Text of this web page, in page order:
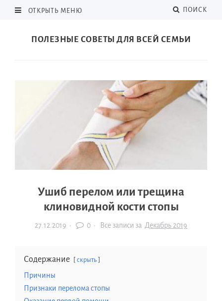
ОТКРЫТЬ МЕНЮ ПОИСК
ПОЛЕЗНЫЕ СОВЕТЫ ДЛЯ ВСЕЙ СЕМЬИ
Ушиб перелом или трещина
клиновидной кости стопы
27.12.2019 · 0 · Все записи за Декабрь 2019
Содержание скрыть
Причины
Признаки перелома стопы